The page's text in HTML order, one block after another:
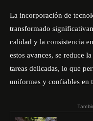
La incorporación de
transformado
calidad y la consistencia
estos avances, se reduce
tareas delicadas, lo que
uniformes y confiables en